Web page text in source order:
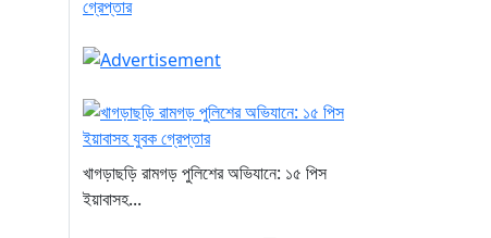
খাগড়াছড়ি রামগড় পুলিশের অভিযানে: ১৫ পিস
ইয়াবাসহ...